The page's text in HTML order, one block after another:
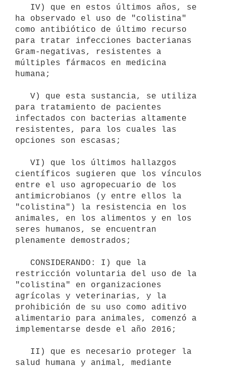
ha observado el uso de "colistina"
como antibiótico de último recurso
para tratar infecciones bacterianas
Gram-negativas, resistentes a
múltiples fármacos en medicina
humana;
para tratamiento de pacientes
infectados con bacterias altamente
resistentes, para los cuales las
opciones son escasas;
científicos sugieren que los vínculos
entre el uso agropecuario de los
antimicrobianos (y entre ellos la
"colistina") la resistencia en los
animales, en los alimentos y en los
seres humanos, se encuentran
plenamente demostrados;
restricción voluntaria del uso de la
"colistina" en organizaciones
agrícolas y veterinarias, y la
prohibición de su uso como aditivo
alimentario para animales, comenzó a
implementarse desde el año 2016;
salud humana y animal, mediante